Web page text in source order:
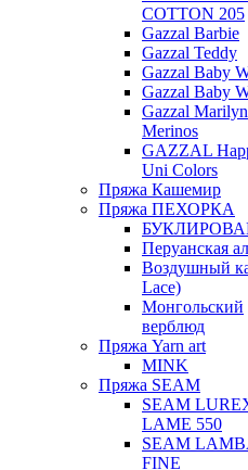
COTTON 205
Gazzal Barbie
Gazzal Teddy
Gazzal Baby
Gazzal Baby
Gazzal
Merinos
GAZZAL
Uni Colors
Пряжа Кашемир
Пряжа ПЕХОРКА
Перуанская
Воздушный
Lace)
Монгольский
верблюд
Пряжа Yarn art
MINK
Пряжа SEAM
SEAM
LAME 550
SEAM
FINE